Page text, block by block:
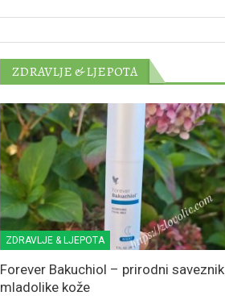
ZDRAVLJE & LJEPOTA
ZDRAVLJE & LJEPOTA
Forever Bakuchiol – prirodni saveznik
mladolike kože